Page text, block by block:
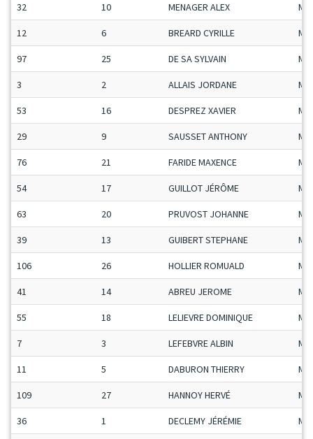
32 10 MENAGER ALEX
12 6 BREARD CYRILLE
97 25 DE SA SYLVAIN
3 2 ALLAIS JORDANE
53 16 DESPREZ XAVIER
29 9 SAUSSET ANTHONY
76 21 FARIDE MAXENCE
54 17 GUILLOT JÉRÔME
63 20 PRUVOST JOHANNE
39 13 GUIBERT STEPHANE
106 26 HOLLIER ROMUALD
41 14 ABREU JEROME
55 18 LELIEVRE DOMINIQUE
7 3 LEFEBVRE ALBIN
11 5 DABURON THIERRY
109 27 HANNOY HERVÉ
36 1 DECLEMY JÉRÉMIE